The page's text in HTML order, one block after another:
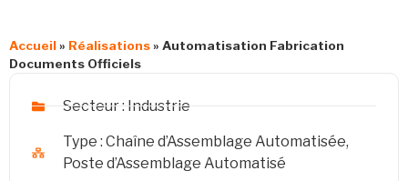
Accueil» Réalisations» Automatisation Fabrication
Documents Officiels
Secteur : Industrie
Type : Chaîne d’Assemblage Automatisée,
Poste d’Assemblage Automatisé